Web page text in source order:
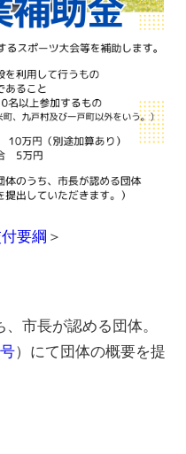
要綱 ＞
市長が認める団体。
）にて団体の概要を提